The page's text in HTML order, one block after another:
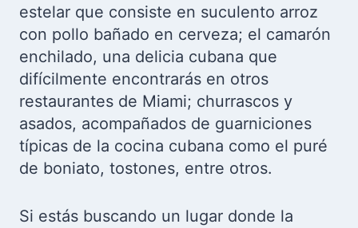
estelar que consiste en suculento arroz
con pollo bañado en cerveza; el camarón
enchilado, una delicia cubana que
difícilmente encontrarás en otros
restaurantes de Miami; churrascos y
asados, acompañados de guarniciones
típicas de la cocina cubana como el puré
de boniato, tostones, entre otros.
Si estás buscando un lugar donde la